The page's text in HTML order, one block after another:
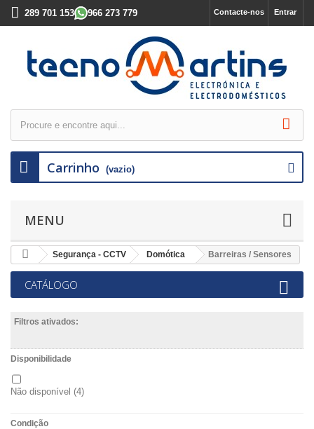
Entrar
Contacte-nos
289 701 153 966 273 779
Carrinho (vazio)
MENU
Segurança - CCTV Domótica Barreiras / Sensores
CATÁLOGO
Filtros ativados:
Disponibilidade
Não disponível (4)
Condição